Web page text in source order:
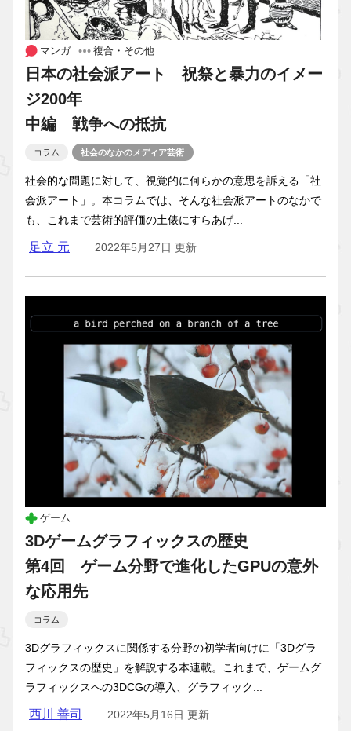
マンガ 複合・その他
日本の社会派アート 祝祭と暴力のイメー
ジ200年
中編 戦争への抵抗
コラム 社会のなかのメディア芸術
社会的な問題に対して、視覚的に何らかの意思を訴える「社
会派アート」。本コラムでは、そんな社会派アートのなかで
も、これまで芸術的評価の土俵にすらあげ...
足立 元 2022年5月27日 更新
ゲーム
3Dゲームグラフィックスの歴史
第4回 ゲーム分野で進化したGPUの意外
な応用先
コラム
3Dグラフィックスに関係する分野の初学者向けに「3Dグラ
フィックスの歴史」を解説する本連載。これまで、ゲームグ
ラフィックスへの3DCGの導入、グラフィック...
西川 善司 2022年5月16日 更新